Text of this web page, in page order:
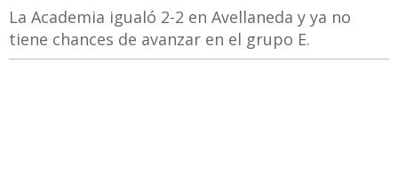
La Academia igualó 2-2 en Avellaneda y ya no
tiene chances de avanzar en el grupo E.